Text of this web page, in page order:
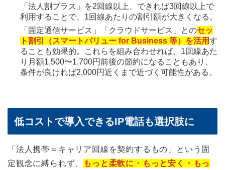
「法人割プラス」を2回線以上、できれば3回線以上で
利用することで、1回線あたりの割引額が大きくなる。
「固定通信サービス」「クラウドサービス」とのセッ
ト割引（スマートバリュー for Business 等）を活用す
ることも効果的。これらを組み合わせれば、1回線あた
り月額1,500〜1,700円前後の節約になることもあり、
条件が良ければ2,000円近くまで近づく可能性がある。
低コストで導入できるIP電話も選択肢に
「法人携帯＝キャリア回線を契約するもの」という固
定観念に縛られず、
もっと柔軟に・もっと安く・もっ